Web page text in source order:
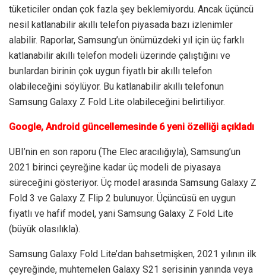
tüketiciler ondan çok fazla şey beklemiyordu. Ancak üçüncü
nesil katlanabilir akıllı telefon piyasada bazı izlenimler
alabilir. Raporlar, Samsung’un önümüzdeki yıl için üç farklı
katlanabilir akıllı telefon modeli üzerinde çalıştığını ve
bunlardan birinin çok uygun fiyatlı bir akıllı telefon
olabileceğini söylüyor. Bu katlanabilir akıllı telefonun
Samsung Galaxy Z Fold Lite olabileceğini belirtiliyor.
Google, Android güncellemesinde 6 yeni özelliği açıkladı
UBI’nin en son raporu (The Elec aracılığıyla), Samsung’un
2021 birinci çeyreğine kadar üç modeli de piyasaya
süreceğini gösteriyor. Üç model arasında Samsung Galaxy Z
Fold 3 ve Galaxy Z Flip 2 bulunuyor. Üçüncüsü en uygun
fiyatlı ve hafif model, yani Samsung Galaxy Z Fold Lite
(büyük olasılıkla).
Samsung Galaxy Fold Lite’dan bahsetmişken, 2021 yılının ilk
çeyreğinde, muhtemelen Galaxy S21 serisinin yanında veya